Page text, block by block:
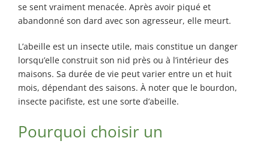
se sent vraiment menacée. Après avoir piqué et
abandonné son dard avec son agresseur, elle meurt.
L’abeille est un insecte utile, mais constitue un danger
lorsqu’elle construit son nid près ou à l’intérieur des
maisons. Sa durée de vie peut varier entre un et huit
mois, dépendant des saisons. À noter que le bourdon,
insecte pacifiste, est une sorte d’abeille.
Pourquoi choisir un